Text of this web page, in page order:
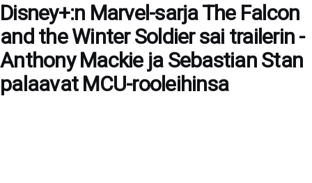
Disney+:n Marvel-sarja The Falcon
and the Winter Soldier sai trailerin -
Anthony Mackie ja Sebastian Stan
palaavat MCU-rooleihinsa